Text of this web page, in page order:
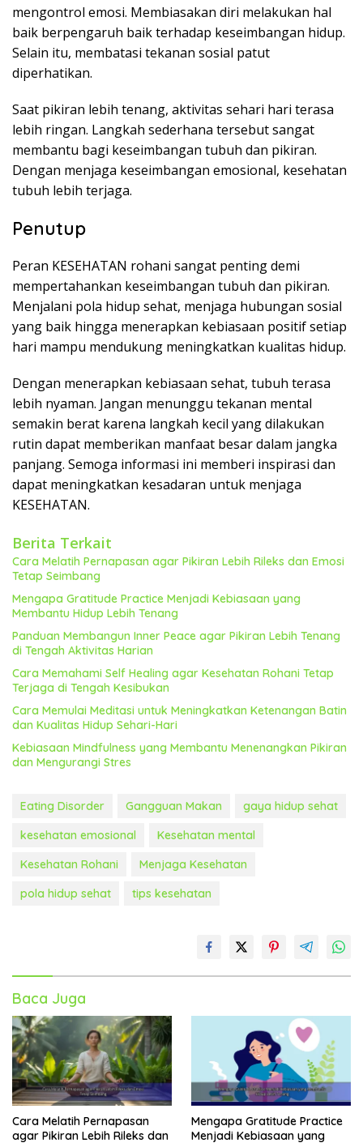
mengontrol emosi. Membiasakan diri melakukan hal
baik berpengaruh baik terhadap keseimbangan hidup.
Selain itu, membatasi tekanan sosial patut
diperhatikan.
Saat pikiran lebih tenang, aktivitas sehari hari terasa
lebih ringan. Langkah sederhana tersebut sangat
membantu bagi keseimbangan tubuh dan pikiran.
Dengan menjaga keseimbangan emosional, kesehatan
tubuh lebih terjaga.
Penutup
Peran KESEHATAN rohani sangat penting demi
mempertahankan keseimbangan tubuh dan pikiran.
Menjalani pola hidup sehat, menjaga hubungan sosial
yang baik hingga menerapkan kebiasaan positif setiap
hari mampu mendukung meningkatkan kualitas hidup.
Dengan menerapkan kebiasaan sehat, tubuh terasa
lebih nyaman. Jangan menunggu tekanan mental
semakin berat karena langkah kecil yang dilakukan
rutin dapat memberikan manfaat besar dalam jangka
panjang. Semoga informasi ini memberi inspirasi dan
dapat meningkatkan kesadaran untuk menjaga
KESEHATAN.
Berita Terkait
Cara Melatih Pernapasan agar Pikiran Lebih Rileks dan Emosi
Tetap Seimbang
Mengapa Gratitude Practice Menjadi Kebiasaan yang
Membantu Hidup Lebih Tenang
Panduan Membangun Inner Peace agar Pikiran Lebih Tenang
di Tengah Aktivitas Harian
Cara Memahami Self Healing agar Kesehatan Rohani Tetap
Terjaga di Tengah Kesibukan
Cara Memulai Meditasi untuk Meningkatkan Ketenangan Batin
dan Kualitas Hidup Sehari-Hari
Kebiasaan Mindfulness yang Membantu Menenangkan Pikiran
dan Mengurangi Stres
Eating Disorder Gangguan Makan
gaya hidup sehat
kesehatan emosional
Kesehatan mental
Kesehatan Rohani
Menjaga Kesehatan
pola hidup sehat
tips kesehatan
Baca Juga
Cara Melatih Pernapasan
agar Pikiran Lebih Rileks dan
Mengapa Gratitude Practice
Menjadi Kebiasaan yang